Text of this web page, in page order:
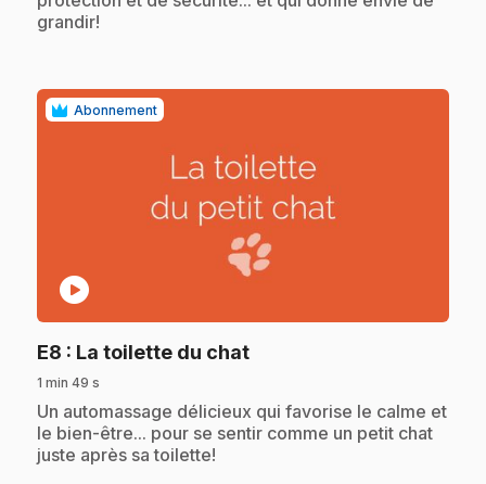
grandir!
Abonnement
play_circle
E8 : La toilette du chat.
1 min 49 s
.Un automassage délicieux qui favorise le calme et
le bien-être... pour se sentir comme un petit chat
juste après sa toilette!